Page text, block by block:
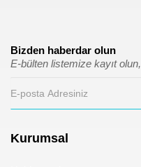
Bizden haberdar olun
E-bülten listemize kayıt
Kurumsal